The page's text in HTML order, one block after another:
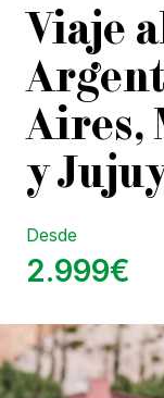
Viaje
Aires,
y
Desde
2.999€